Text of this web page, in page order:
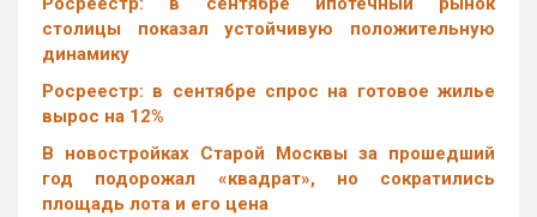
столицы показал устойчивую положительную
динамику
Росреестр: в сентябре спрос на готовое жилье
вырос на 12%
В новостройках Старой Москвы за прошедший
год подорожал «квадрат», но сократились
площадь лота и его цена